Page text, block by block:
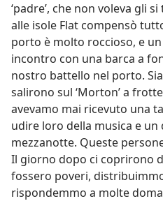
‘padre’, che non voleva gli
alle isole Flat compensò
porto è molto roccioso, e
incontro con una barca a
nostro battello nel porto.
salirono sul ‘Morton’ a
avevamo mai ricevuto una
udire loro della musica e
mezzanotte. Queste
Il giorno dopo ci coprirono
fossero poveri,
rispondemmo a molte